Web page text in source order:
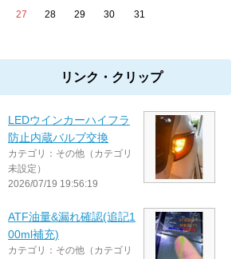
27 28 29 30 31
リンク・クリップ
LEDウインカーハイフラ
防止内蔵バルブ交換
カテゴリ：その他（カテゴリ
未設定）
2026/07/19 19:56:19
ATF油量&漏れ確認(追記1
00ml補充)
カテゴリ：その他（カテゴリ